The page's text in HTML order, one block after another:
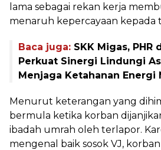
lama sebagai rekan kerja
menaruh kepercayaan kepada
Baca juga: SKK Migas, PHR
Perkuat Sinergi Lindungi
Menjaga Ketahanan Energi
Menurut keterangan yang
bermula ketika korban
ibadah umrah oleh terlapor.
mengenal baik sosok VJ,